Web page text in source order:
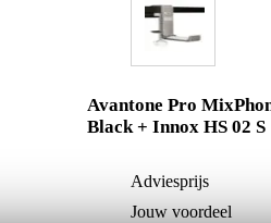
Avantone Pro
Black + Innox HS 02 S
Adviesprijs
Jouw voordeel